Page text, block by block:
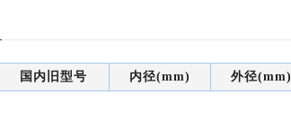
国内旧型号 内径(mm) 外径(mm)